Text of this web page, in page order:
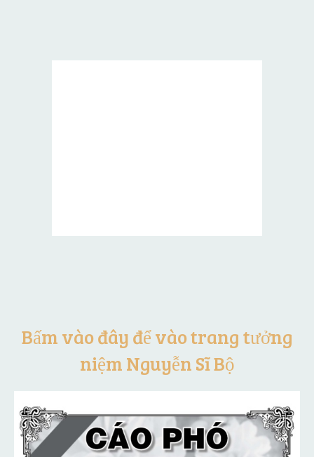
Bấm vào đây để vào trang tưởng
niệm Nguyễn Sĩ Bộ